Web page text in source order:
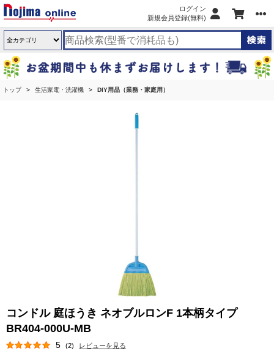
ログイン
新規会員登録(無料)
トップ 生活家電・洗濯機 DIY用品（業務・家庭用）
コンドル 庭ほうき ネオブルロンF 1本柄タイプ
BR404-000U-MB
5 (2) レビューを見る